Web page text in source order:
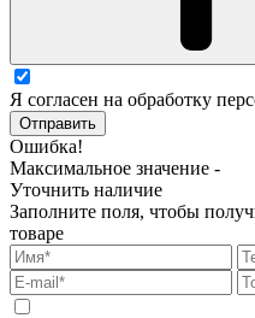
Я согласен на обработку
Отправить
Ошибка!
Максимальное значение -
Уточнить наличие
Заполните поля, чтобы
товаре